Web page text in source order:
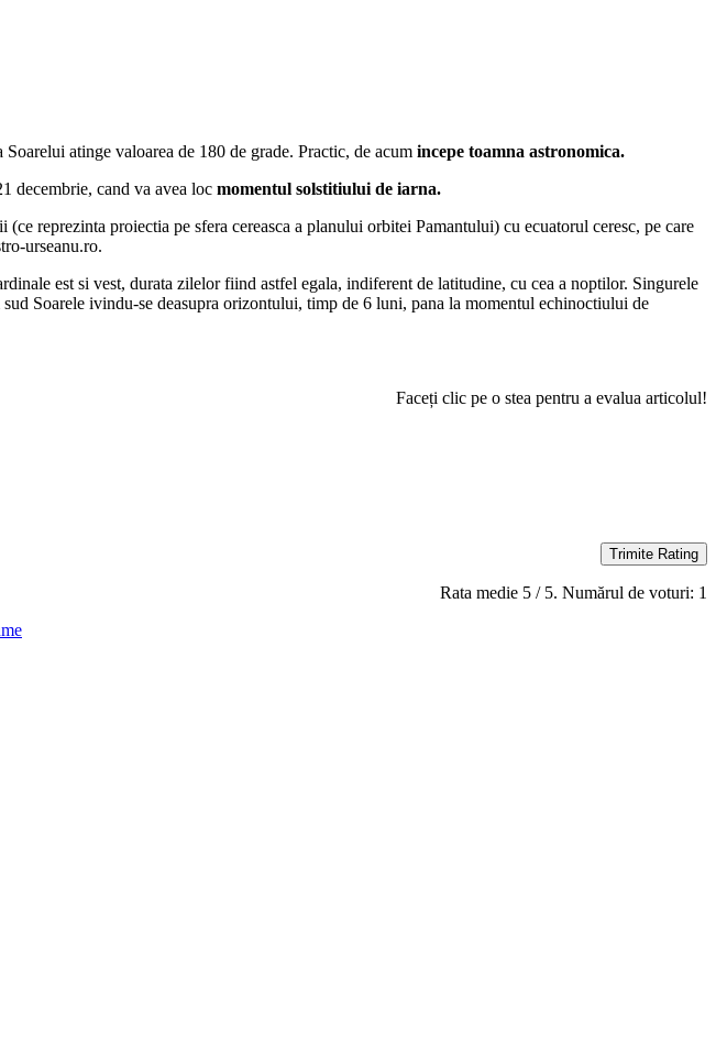
atinge valoarea de 180 de grade. Practic, de acum incepe toamna astronomica.
decembrie, cand va avea loc momentul solstitiului de iarna.
reprezinta proiectia pe sfera cereasca a planului orbitei Pamantului) cu ecuatorul ceresc, pe care
urseanu.ro.
est si vest, durata zilelor fiind astfel egala, indiferent de latitudine, cu cea a noptilor. Singurele
Soarele ivindu-se deasupra orizontului, timp de 6 luni, pana la momentul echinoctiului de
Faceți clic pe o stea pentru a evalua articolul!
Trimite Rating
Rata medie 5 / 5. Numărul de voturi: 1